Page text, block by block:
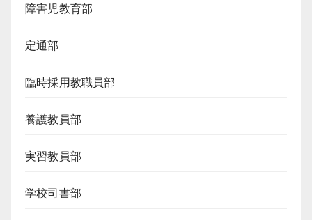
障害児教育部
定通部
臨時採用教職員部
養護教員部
実習教員部
学校司書部